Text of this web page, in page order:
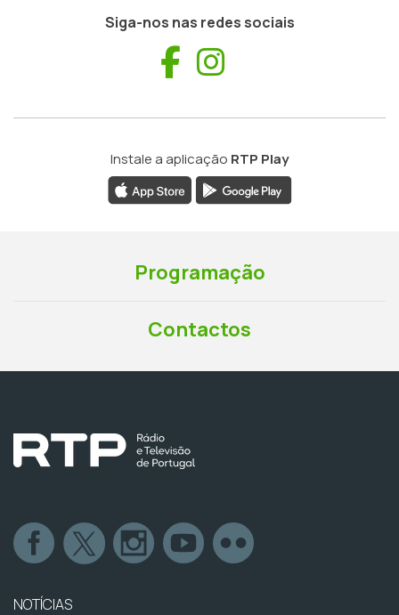
Siga-nos nas redes sociais
Facebook
Instale a aplicação RTP Play
Programação
Contactos
NOTÍCIAS